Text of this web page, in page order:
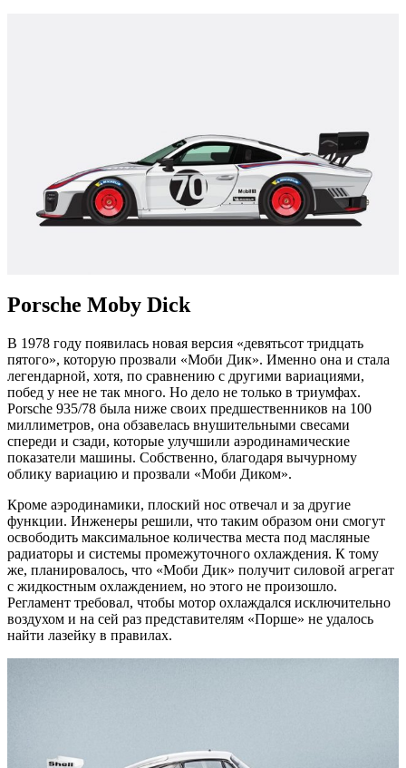
Porsche Moby Dick
В 1978 году появилась новая версия «девятьсот тридцать
пятого», которую прозвали «Моби Дик». Именно она и стала
легендарной, хотя, по сравнению с другими вариациями,
побед у нее не так много. Но дело не только в триумфах.
Porsche 935/78 была ниже своих предшественников на 100
миллиметров, она обзавелась внушительными свесами
спереди и сзади, которые улучшили аэродинамические
показатели машины. Собственно, благодаря вычурному
облику вариацию и прозвали «Моби Диком».
Кроме аэродинамики, плоский нос отвечал и за другие
функции. Инженеры решили, что таким образом они смогут
освободить максимальное количества места под масляные
радиаторы и системы промежуточного охлаждения. К тому
же, планировалось, что «Моби Дик» получит силовой агрегат
с жидкостным охлаждением, но этого не произошло.
Регламент требовал, чтобы мотор охлаждался исключительно
воздухом и на сей раз представителям «Порше» не удалось
найти лазейку в правилах.